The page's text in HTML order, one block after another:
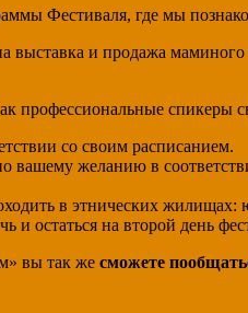
Фестиваля, где мы
выставка и продажа
профессиональные
со своим расписанием.
вашему желанию в
в этнических
остаться на второй день
вы так же сможете